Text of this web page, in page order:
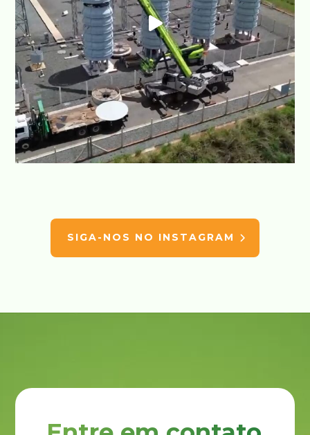
SIGA-NOS NO INSTAGRAM